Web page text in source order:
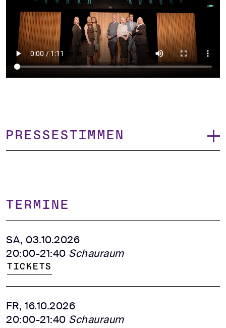
Pressestimmen
TERMINE
SA, 03.10.2026
20:00-21:40 Schauraum
Tickets
FR, 16.10.2026
20:00-21:40 Schauraum